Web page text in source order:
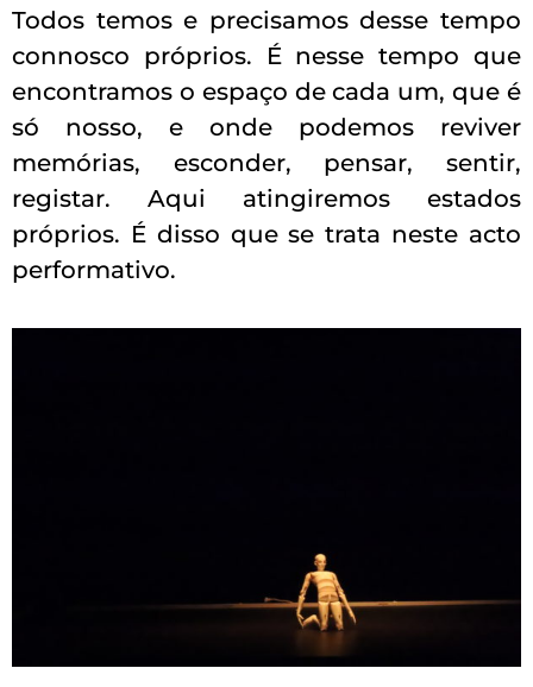
Todos temos e precisamos desse tempo
connosco próprios. É nesse tempo que
encontramos o espaço de cada um, que é
só nosso, e onde podemos reviver
memórias, esconder, pensar, sentir,
registar. Aqui atingiremos estados
próprios. É disso que se trata neste acto
performativo.